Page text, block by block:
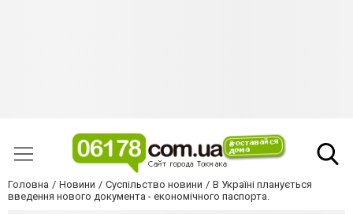
Головна Новини Суспільство новини
В Україні планується
введення нового документа - економічного паспорта.